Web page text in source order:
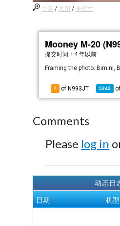
中等 / 大图 / 全尺寸
Mooney M-20
提交时间： 4 年以前
Framing the photo. Bimini,
7 of N993JT 5342 of
Comments
Please log in
动态日
日期 机型